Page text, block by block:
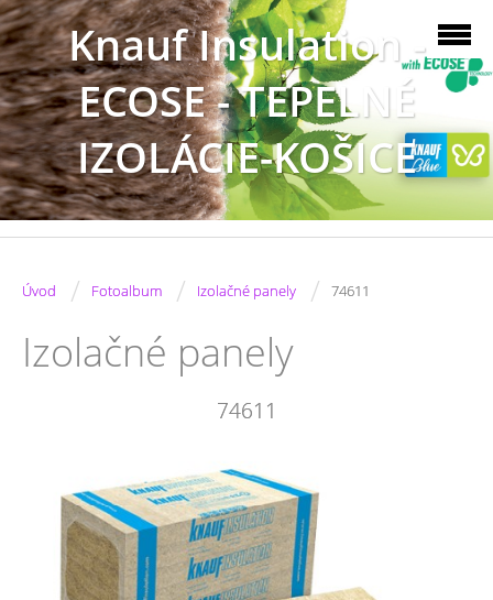
Knauf Insulation -
ECOSE - TEPELNÉ
IZOLÁCIE-KOŠICE
Úvod / Fotoalbum / Izolačné panely / 74611
Izolačné panely
74611